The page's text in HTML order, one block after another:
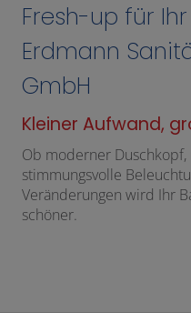
Fresh-up für Ihr
Erdmann
GmbH
Kleiner Aufwand,
Ob moderner
stimmungsvolle
Veränderungen wird Ihr
schöner.